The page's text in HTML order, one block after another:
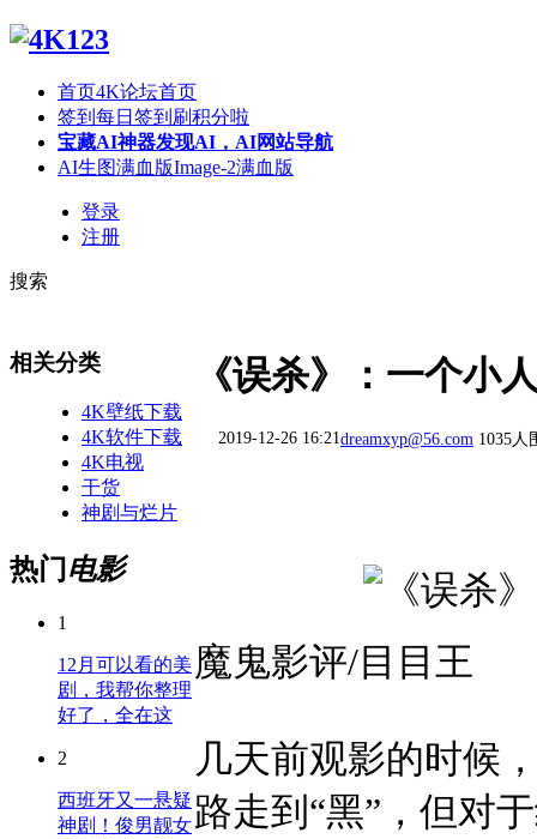
首页4K论坛首页
签到 每日签到刷积分啦
宝藏AI神器发现AI，AI网站导航
AI生图满血版Image-2满血版
登录
注册
搜索
《误杀》：一个小
dreamxyp@56.com
2019-12-26 16:21 1035人
魔鬼影评/目目王
几天前观影的时候
路走到“黑”，但对
相关分类
4K壁纸下载
4K软件下载
4K电视
干货
神剧与烂片
热门 电影
1
12月可以看的美
剧，我帮你整理
好了，全在这
2
西班牙又一悬疑
神剧！俊男靓女